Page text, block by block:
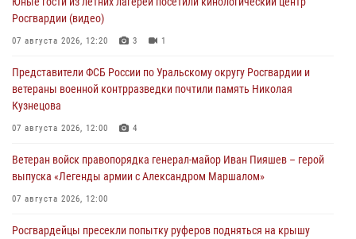
Росгвардии (видео)
07 августа 2026, 12:20 3 1
Представители ФСБ России по Уральскому округу Росгвардии и
ветераны военной контрразведки почтили память Николая
Кузнецова
07 августа 2026, 12:00 4
Ветеран войск правопорядка генерал-майор Иван Пияшев – герой
выпуска «Легенды армии с Александром Маршалом»
07 августа 2026, 12:00
Росгвардейцы пресекли попытку руферов подняться на крышу